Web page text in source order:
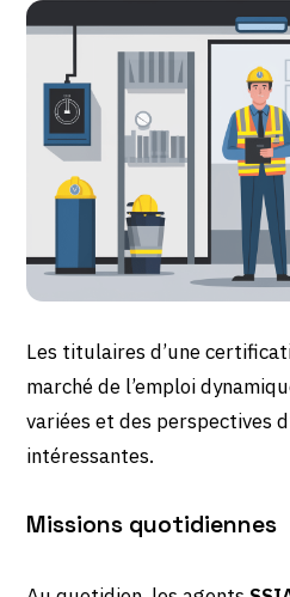
Les titulaires d’une
marché de l’emploi
variées et des perspectives
intéressantes.
Missions quotidiennes